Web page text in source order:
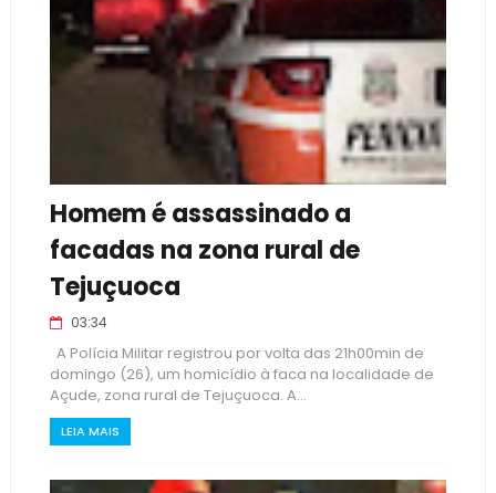
Homem é assassinado a
facadas na zona rural de
Tejuçuoca
03:34
A Polícia Militar registrou por volta das 21h00min de
domingo (26), um homicídio à faca na localidade de
Açude, zona rural de Tejuçuoca. A...
LEIA MAIS